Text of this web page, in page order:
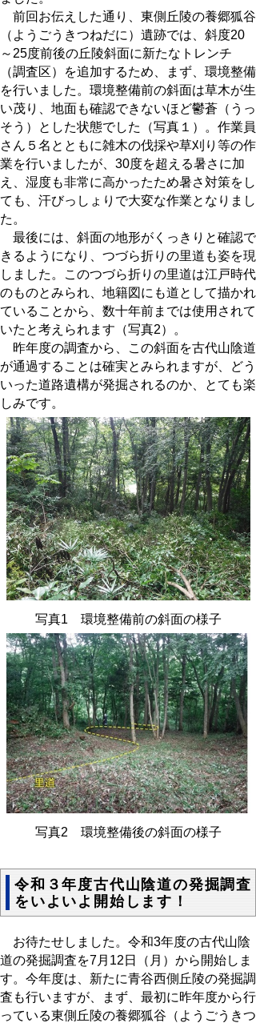
前回お伝えした通り、東側丘陵の養郷狐谷
（ようごうきつねだに）遺跡では、斜度20
～25度前後の丘陵斜面に新たなトレンチ
（調査区）を追加するため、まず、環境整備
を行いました。環境整備前の斜面は草木が生
い茂り、地面も確認できないほど鬱蒼（うっ
そう）とした状態でした（写真１）。作業員
さん５名とともに雑木の伐採や草刈り等の作
業を行いましたが、30度を超える暑さに加
え、湿度も非常に高かったため暑さ対策をし
ても、汗びっしょりで大変な作業となりまし
た。
最後には、斜面の地形がくっきりと確認で
きるようになり、つづら折りの里道も姿を現
しました。このつづら折りの里道は江戸時代
のものとみられ、地籍図にも道として描かれ
ていることから、数十年前までは使用されて
いたと考えられます（写真2）。
昨年度の調査から、この斜面を古代山陰道
が通過することは確実とみられますが、どう
いった道路遺構が発掘されるのか、とても楽
しみです。
写真1 環境整備前の斜面の様子
写真2 環境整備後の斜面の様子
令和３年度古代山陰道の発掘調査
をいよいよ開始します！
お待たせしました。令和3年度の古代山陰
道の発掘調査を7月12日（月）から開始しま
す。今年度は、新たに青谷西側丘陵の発掘調
査も行いますが、まず、最初に昨年度から行
っている東側丘陵の養郷狐谷（ようごうきつ